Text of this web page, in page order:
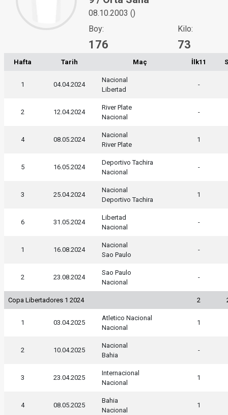
08.10.2003 ()
Boy:
176
Kilo:
73
Hafta Tarih Maç İlk11
1 04.04.2024
Nacional
Libertad
-
2 12.04.2024
River Plate
Nacional
-
4 08.05.2024
Nacional
River Plate
1
5 16.05.2024
Deportivo Tachira
Nacional
-
3 25.04.2024
Nacional
Deportivo Tachira
1
6 31.05.2024
Libertad
Nacional
-
1 16.08.2024
Nacional
Sao Paulo
-
2 23.08.2024
Sao Paulo
Nacional
-
Copa Libertadores 1 2024 2
1 03.04.2025
Atletico Nacional
Nacional
1
2 10.04.2025
Nacional
Bahia
-
3 23.04.2025
Internacional
Nacional
1
4 08.05.2025
Bahia
Nacional
1